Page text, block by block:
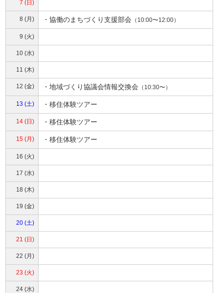
7 (日)
8 (月) ・協働のまちづくり支援部会 （10:00〜12:00）
9 (火)
10 (水)
11 (木)
12 (金) ・地域づくり協議会情報交換会 （10:30〜）
13 (土) ・移住体験ツアー
14 (日) ・移住体験ツアー
15 (月) ・移住体験ツアー
16 (火)
17 (水)
18 (木)
19 (金)
20 (土)
21 (日)
22 (月)
23 (火)
24 (水)